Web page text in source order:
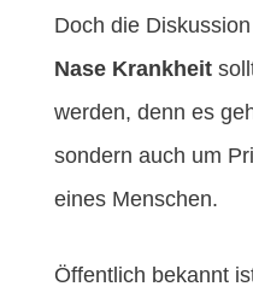
Doch die
Nase Krankheit
werden, denn es
sondern auch um
eines Menschen.
Öffentlich bekannt